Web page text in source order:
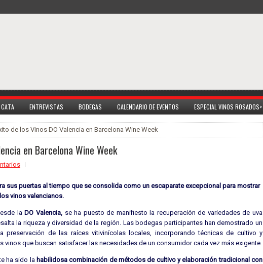
CATA ENTREVISTAS BODEGAS CALENDARIO DE EVENTOS ESPECIAL VINOS ROSADOS>
de los Vinos DO Valencia en Barcelona Wine Week
en Barcelona Wine Week
sus puertas al tiempo que se consolida como un escaparate excepcional para mostrar
vinos valencianos.
la DO Valencia,se ha puesto de manifiesto la recuperación de variedades de uva
la riqueza y diversidad de la región. Las bodegas participantes han demostrado un
preservación de las raíces vitivinícolas locales, incorporando técnicas de cultivo y
vinos que buscan satisfacer las necesidades de un consumidor cada vez más exigente.
ha sido la habilidosa combinación de métodos de cultivo y elaboración tradicional con